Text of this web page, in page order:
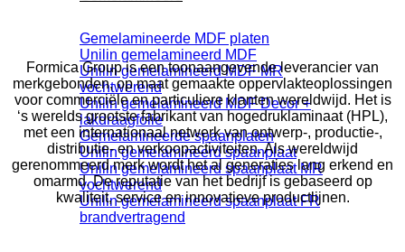
Gemelamineerde MDF platen
Unilin gemelamineerd MDF
Unilin gemelamineerd MDF MR
vochtwerend
Unilin gemelamineerd MDF Decor +
lakdraagfolie
Gemelamineerde spaanplaten
Unilin gemelamineerd spaanplaat
Unilin gemelamineerd spaanplaat MR
vochtwerend
Unilin gemelamineerd spaanplaat FR
brandvertragend
Formica Group is een toonaangevende leverancier van
merkgebonden, op maat gemaakte oppervlakteoplossingen
voor commerciële en particuliere klanten wereldwijd. Het is
‘s werelds grootste fabrikant van hogedruklaminaat (HPL),
met een internationaal netwerk van ontwerp-, productie-,
distributie- en verkoopactiviteiten. Als wereldwijd
gerenommeerd merk wordt het al generaties lang erkend en
omarmd. De reputatie van het bedrijf is gebaseerd op
kwaliteit, service en innovatieve productlijnen.